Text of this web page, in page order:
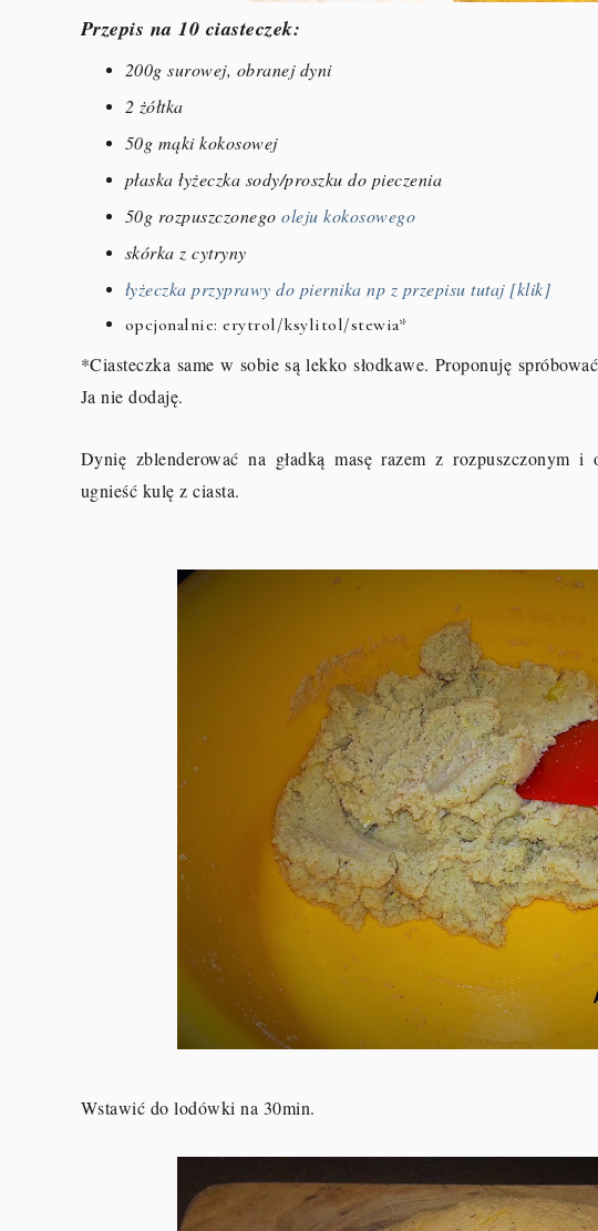
Przepis na 10 ciasteczek:
200g surowej, obranej dyni
2 żółtka
50g mąki kokosowej
płaska łyżeczka sody/proszku do pieczenia
50g rozpuszczonegooleju kokosowego
skórka z cytryny
łyżeczka przyprawy do piernika np z przepisu tutaj [klik]
opcjonalnie: erytrol/ksylitol/stewia*
*Ciasteczka same w sobie są lekko słodkawe. Proponuję
Ja nie dodaję.
Dynię zblenderować na gładką masę razem z rozpuszczonym i
ugnieść kulę z ciasta.
Wstawić do lodówki na 30min.